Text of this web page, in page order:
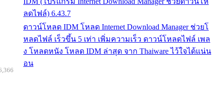
ลดไฟล์) 6.43.7
ดาวน์โหลด IDM โหลด Internet Download Manager ช่วยโ
หลดไฟล์ เร็วขึ้น 5 เท่า เพิ่มความเร็ว ดาวน์โหลดไฟล์ เพล
ง โหลดหนัง โหลด IDM ล่าสุด จาก Thaiware ไว้ใจได้แน่น
อน